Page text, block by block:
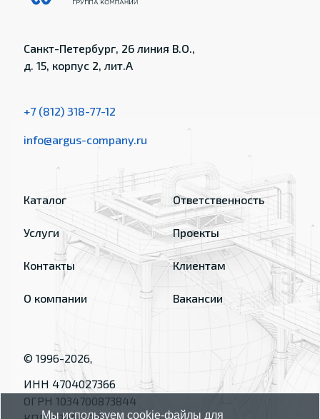
Санкт-Петербург, 26 линия В.О.,
д. 15, корпус 2, лит.А
+7 (812) 318-77-12
info@argus-company.ru
Каталог
Услуги
Контакты
О компании
Ответственность
Проекты
Клиентам
Вакансии
© 1996-2026,
ИНН 4704027366
ОГРН 1034700873844
Мы используем cookie-файлы для